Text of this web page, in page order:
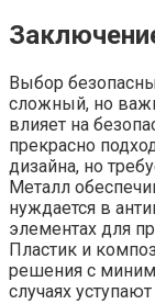
Выбор
сложный, но
влияет на
прекрасно
дизайна, но
Металл
нуждается в
элементах для
Пластик и
решения с
случаях